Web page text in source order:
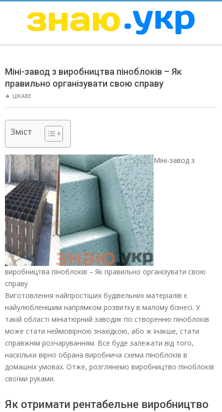
ЗНАЮ
Menu
Міні-завод з виробництва піноблоків – Як
правильно організувати свою справу
🡲 ЦІКАВЕ
Зміст
Міні-завод з
виробництва піноблоків – Як правильно організувати свою
справу
Виготовлення найпростіших будівельних матеріалів є
найулюбленішим напрямком розвитку в малому бізнесі. У
такій області мініатюрний заводик по створенню піноблоків
може стати неймовірною знахідкою, або ж інакше, стати
справжнім розчаруванням. Все буде залежати від того,
наскільки вірно обрана виробнича схема піноблоків в
домашніх умовах. Отже, розглянемо виробництво піноблоків
своїми руками.
Як отримати рентабельне виробництво